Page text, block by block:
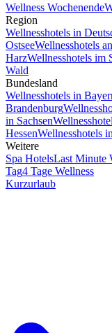
Wellness Wochenende
Region
Wellnesshotels in
OstseeWellnesshotels
HarzWellnesshotels im
Wald
Bundesland
Wellnesshotels in
Brandenburg
in Sachsen
HessenWellnesshotels
Weitere
Spa HotelsLast Minute
Tag4 Tage Wellness
Kurzurlaub